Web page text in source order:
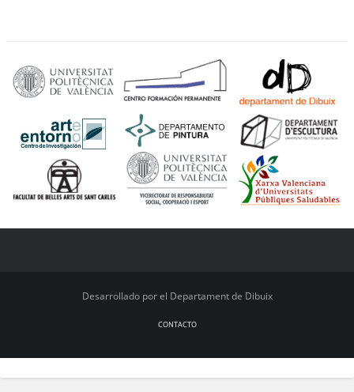
Desarrollado por el Departament de Dibuix
CONTACTO